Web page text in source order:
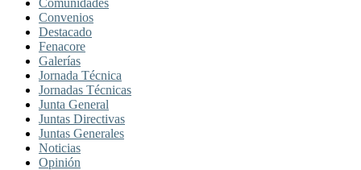
Comunidades
Convenios
Destacado
Fenacore
Galerías
Jornada Técnica
Jornadas Técnicas
Junta General
Juntas Directivas
Juntas Generales
Noticias
Opinión